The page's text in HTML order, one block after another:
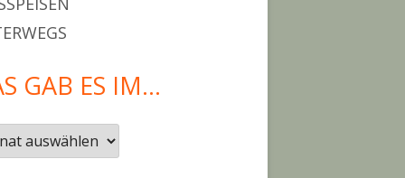
GAB ES IM…